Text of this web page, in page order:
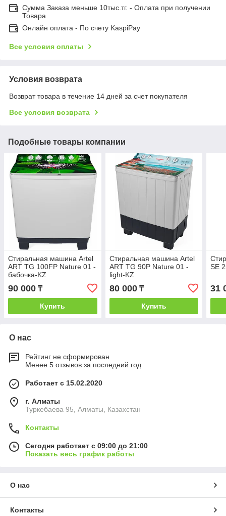
Сумма Заказа меньше 10тыс.тг. - Оплата при получении
Товара
Онлайн оплата - По счету KaspiPay
Все условия оплаты
Условия возврата
Возврат товара в течение 14 дней за счет покупателя
Все условия возврата
Подобные товары компании
Стиральная машина Artel
ART TG 100FP Nature 01 -
бабочка-KZ
90 000 ₸
Купить
Стиральная машина Artel
ART TG 90P Nature 01 -
light-KZ
80 000₸
Купить
SE
31
О нас
Рейтинг не сформирован
Менее 5 отзывов за последний год
Работает с 15.02.2020
г. Алматы
Туркебаева 95, Алматы, Казахстан
Контакты
Сегодня работает с 09:00 до 21:00
Показать весь график работы
О нас
Контакты